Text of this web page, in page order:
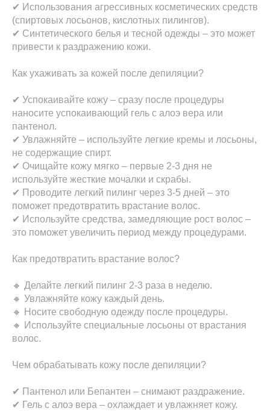
✔ Использования агрессивных косметических средств
(спиртовых лосьонов, кислотных пилингов).
✔ Синтетического белья и тесной одежды – это может
привести к раздражению кожи.
Как ухаживать за кожей после депиляции?
✔ Успокаивайте кожу – сразу после процедуры
наносите успокаивающий гель с алоэ вера или
пантенол.
✔ Увлажняйте – используйте легкие кремы и лосьоны,
не содержащие спирт.
✔ Очищайте кожу мягко – первые 2-3 дня не
используйте жесткие мочалки и скрабы.
✔ Проводите легкий пилинг через 3-5 дней – это
поможет предотвратить врастание волос.
✔ Используйте средства, замедляющие рост волос –
это поможет увеличить период между процедурами.
Как предотвратить врастание волос?
🔸 Делайте легкий пилинг 2-3 раза в неделю.
🔸 Увлажняйте кожу каждый день.
🔸 Носите свободную одежду после процедуры.
🔸 Используйте специальные лосьоны от врастания
волос.
Чем обрабатывать кожу после депиляции?
✔ Пантенол или Бепантен – снимают раздражение.
✔ Гель с алоэ вера – охлаждает и увлажняет кожу.